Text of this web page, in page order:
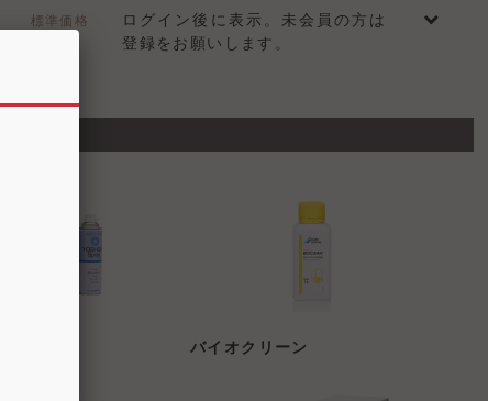
標準価格
ログイン後に表示。未会員の方は
登録をお願いします。
ー バイオクリーン